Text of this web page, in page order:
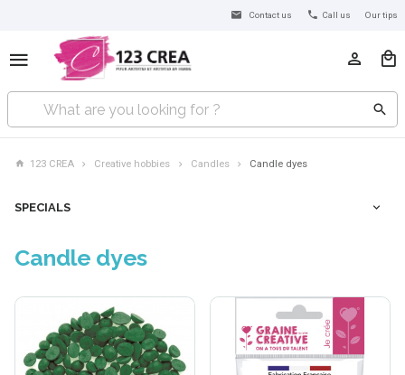
Contact us Call us Our tips
123 CREA Creative hobbies Candles Candle dyes
SPECIALS
Candle dyes